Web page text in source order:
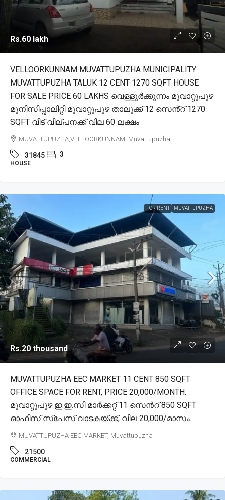
Rs.60 lakh
VELLOORKUNNAM MUVATTUPUZHA MUNICIPALITY
MUVATTUPUZHA TALUK 12 CENT 1270 SQFT HOUSE
FOR SALE PRICE 60 LAKHS വെള്ളൂർക്കുന്നം മൂവാറ്റുപുഴ
മുനിസിപ്പാലിറ്റി മൂവാറ്റുപുഴ താലൂക്ക് 12 സെൻ്റ് 1270
SQFT വീട് വില്പനക്ക് വില 60 ലക്ഷം
MUVATTUPUZHA,VELLOORKUNNAM, Muvattupuzha
31845 3
HOUSE
FOR RENT MUVATTUPUZHA
Rs.20 thousand
MUVATTUPUZHA EEC MARKET 11 CENT 850 SQFT
OFFICE SPACE FOR RENT, PRICE 20,000/MONTH.
മുവാറ്റുപുഴ ഇ.ഇ.സി മാർക്കറ്റ് 11 സെൻറ് 850 SQFT
ഓഫീസ് സ്പേസ് വാടകയ്ക്ക്, വില 20,000/മാസം.
MUVATTUPUZHA EEC MARKET, Muvattupuzha
21500
COMMERCIAL